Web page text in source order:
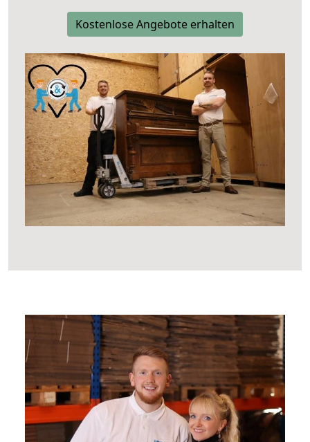
Kostenlose Angebote erhalten